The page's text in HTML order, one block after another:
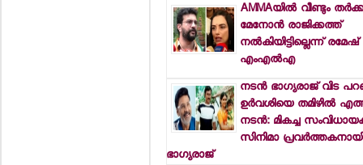
AMMAയില്‍ വീണ്ടും
മേനോന്‍ രാജിക്കത്ത്
നല്‍കിയിട്ടില്ലെന്ന് രമേഷ്
എംഎല്‍എ
നടന്‍ ഭാഗ്യരാജ് വിട
ഉര്‍വശിയെ തമിഴില്‍
നടന്‍: മികച്ച
സിനിമാ
ഭാഗ്യരാജ്